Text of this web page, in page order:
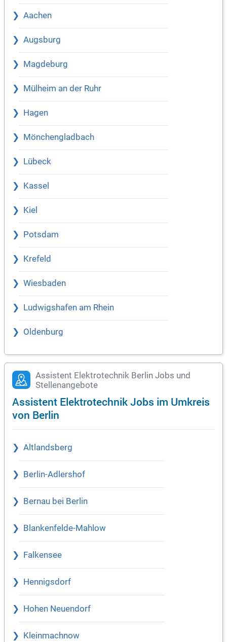
Aachen
Augsburg
Magdeburg
Mülheim an der Ruhr
Hagen
Mönchengladbach
Lübeck
Kassel
Kiel
Potsdam
Krefeld
Wiesbaden
Ludwigshafen am Rhein
Oldenburg
Assistent Elektrotechnik Berlin Jobs und
Stellenangebote
Assistent Elektrotechnik Jobs im Umkreis
von Berlin
Altlandsberg
Berlin-Adlershof
Bernau bei Berlin
Blankenfelde-Mahlow
Falkensee
Hennigsdorf
Hohen Neuendorf
Kleinmachnow